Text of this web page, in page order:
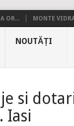
OR... MONTE
NOUTĂȚI
si dotari
Iasi